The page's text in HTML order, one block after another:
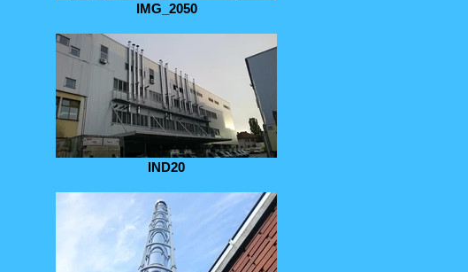
IMG_2050
IND20